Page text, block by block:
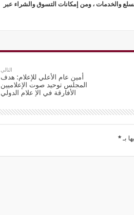
والخدمات ، ومن إمكانات التسوق والشراء عبر
التالي
أمين عام الأعلي للإعلام: هدف
المجلس توحيد صوت الإعلاميين
الأفارقة في الإ علام الدولي
بـ*